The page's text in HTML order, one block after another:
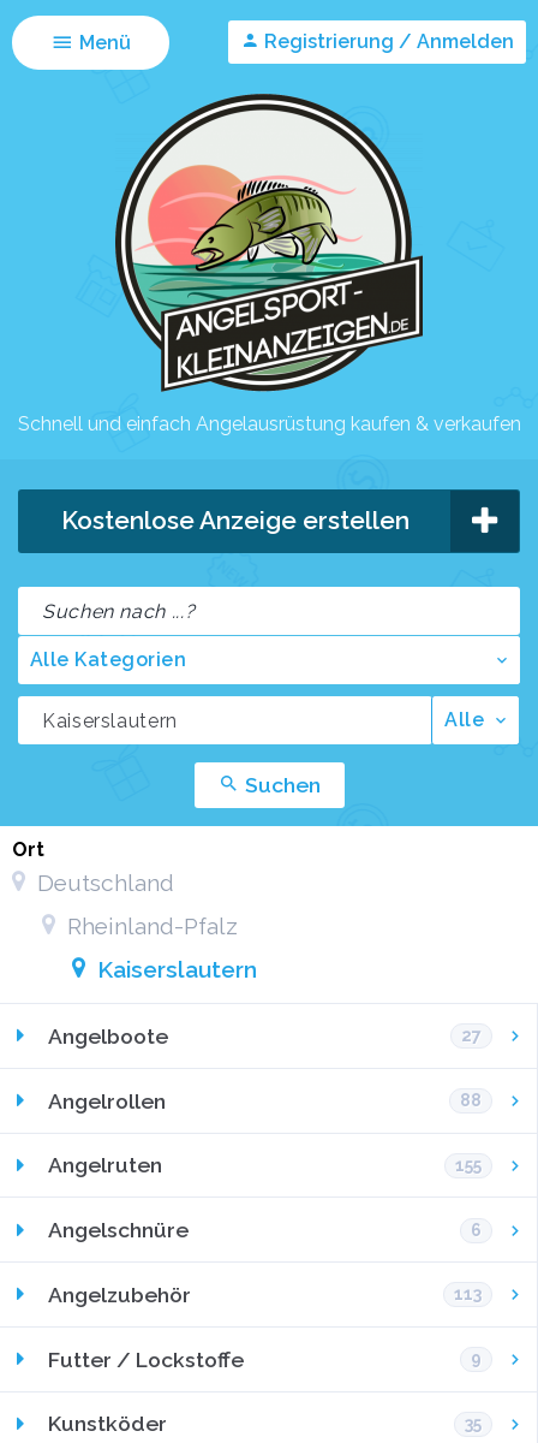
Menü Registrierung / Anmelden
Schnell und einfach Angelausrüstung kaufen & verkaufen
Kostenlose Anzeige erstellen
Alle Kategorien
Alle
Suchen
Ort
Deutschland
Rheinland-Pfalz
Kaiserslautern
Angelboote 27
Angelrollen 88
Angelruten 155
Angelschnüre 6
Angelzubehör 113
Futter / Lockstoffe 9
Kunstköder 35